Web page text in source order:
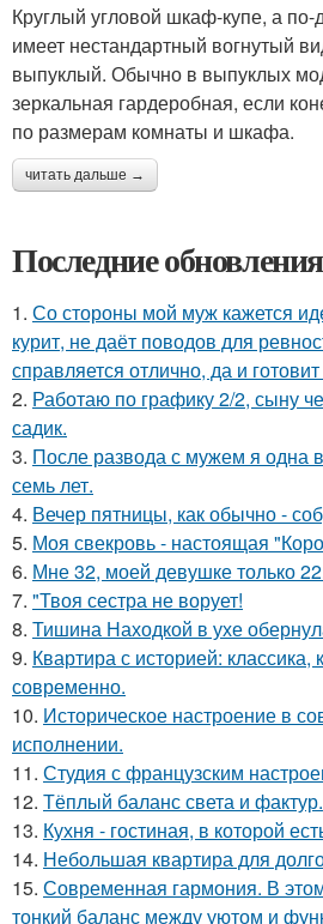
Круглый угловой шкаф-купе, а
имеет нестандартный вогнутый
выпуклый. Обычно в выпуклых
зеркальная гардеробная, если
по размерам комнаты и шкафа.
читать дальше →
Последние
1. Со стороны мой муж кажется
курит, не даёт поводов для
справляется отлично, да и
2. Работаю по графику 2/2, сыну
садик.
3. После развода с мужем я одна
семь лет.
4. Вечер пятницы, как обычно -
5. Моя свекровь - настоящая
6. Мне 32, моей девушке только
7. "Твоя сестра не ворует!
8. Тишина Находкой в ухе
9. Квартира с историей: классика,
современно.
10. Историческое настроение в
исполнении.
11. Студия с французским
12. Тёплый баланс света и фактур.
13. Кухня - гостиная, в которой
14. Небольшая квартира для
15. Современная гармония. В
тонкий баланс между уютом и